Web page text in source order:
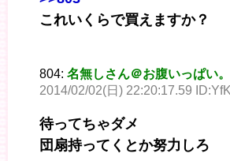
これいくらで買えますか？
804: 名無しさん＠お腹いっぱい。
2014/02/02(日) 22:20:17.59
待ってちゃダメ
団扇持ってくとか努力しろ